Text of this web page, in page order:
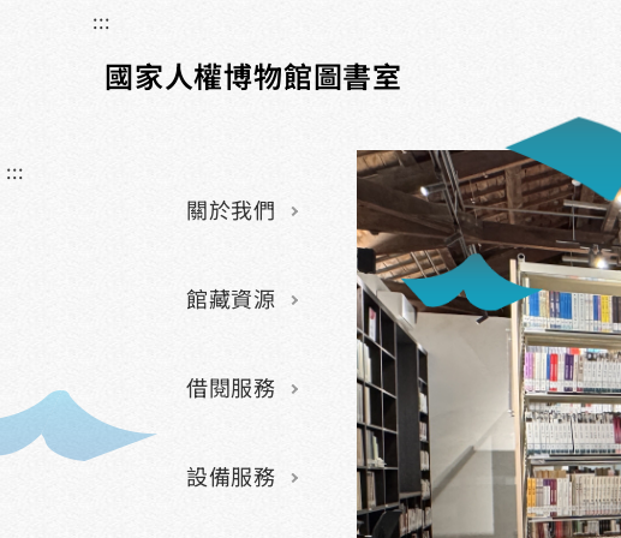
:::
國家人權博物館圖書室
:::
關於我們
館藏資源
借閱服務
設備服務